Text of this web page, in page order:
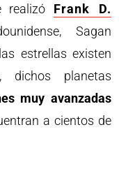
realizó Frank D.
Sagan
estrellas existen
dichos planetas
muy avanzadas
a cientos de